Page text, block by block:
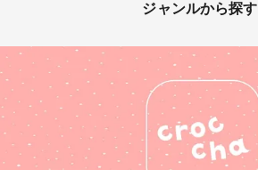
ジャンルから探す